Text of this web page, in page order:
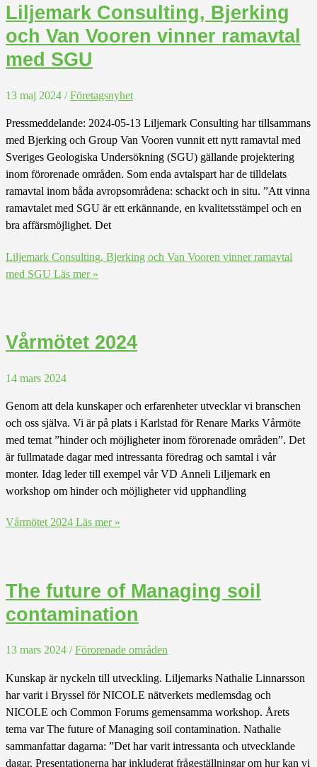
Liljemark Consulting, Bjerking
och Van Vooren vinner ramavtal
med SGU
13 maj 2024 /Företagsnyhet
Pressmeddelande: 2024-05-13 Liljemark Consulting har tillsammans
med Bjerking och Group Van Vooren vunnit ett nytt ramavtal med
Sveriges Geologiska Undersökning (SGU) gällande projektering
inom förorenade områden. Som enda avtalspart har de tilldelats
ramavtal inom båda avropsområdena: schackt och in situ. ”Att vinna
ramavtalet med SGU är ett erkännande, en kvalitetsstämpel och en
bra affärsmöjlighet. Det
Liljemark Consulting, Bjerking och Van Vooren vinner ramavtal
med SGU Läs mer »
Vårmötet 2024
14 mars 2024
Genom att dela kunskaper och erfarenheter utvecklar vi branschen
och oss själva. Vi är på plats i Karlstad för Renare Marks Vårmöte
med temat ”hinder och möjligheter inom förorenade områden”. Det
är fullmatade dagar med intressanta föredrag och samtal i vår
monter. Idag leder till exempel vår VD Anneli Liljemark en
workshop om hinder och möjligheter vid upphandling
Vårmötet 2024 Läs mer »
The future of Managing soil
contamination
13 mars 2024 /Förorenade områden
Kunskap är nyckeln till utveckling. Liljemarks Nathalie Linnarsson
har varit i Bryssel för NICOLE nätverkets medlemsdag och
NICOLE och Common Forums gemensamma workshop. Årets
tema var The future of Managing soil contamination. Nathalie
sammanfattar dagarna: ”Det har varit intressanta och utvecklande
dagar. Presentationerna har inkluderat frågeställningar om hur kan vi